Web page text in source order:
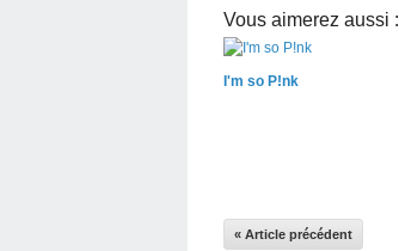
Vous aimerez aussi :
I'm so P!nk
« Article précédent